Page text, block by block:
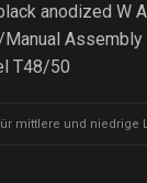
anodized W
T48/50
mittlere und niedrige